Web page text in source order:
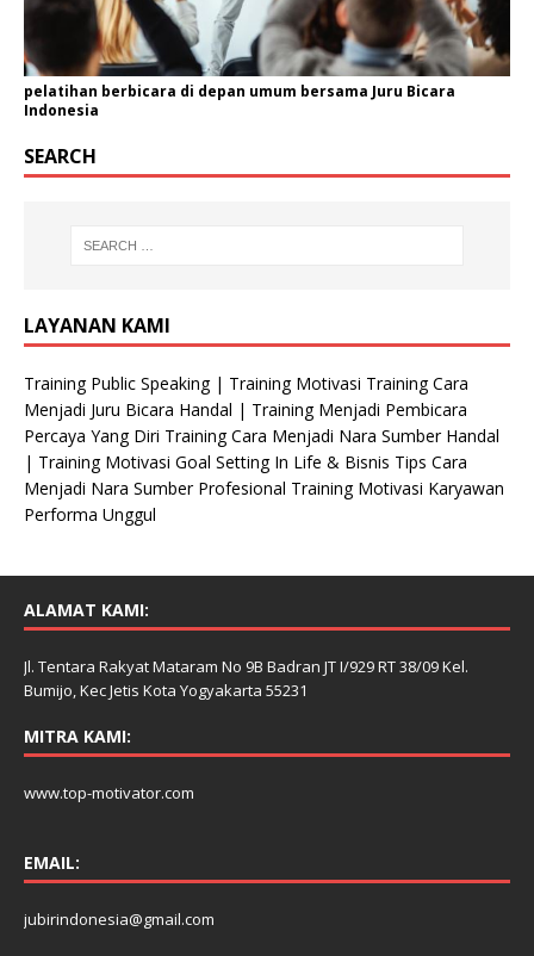
pelatihan berbicara di depan umum bersama Juru Bicara
Indonesia
SEARCH
LAYANAN KAMI
Training Public Speaking | Training Motivasi Training Cara
Menjadi Juru Bicara Handal | Training Menjadi Pembicara
Percaya Yang Diri Training Cara Menjadi Nara Sumber Handal
| Training Motivasi Goal Setting In Life & Bisnis Tips Cara
Menjadi Nara Sumber Profesional Training Motivasi Karyawan
Performa Unggul
ALAMAT KAMI:
Jl. Tentara Rakyat Mataram No 9B Badran JT I/929 RT 38/09 Kel.
Bumijo, Kec Jetis Kota Yogyakarta 55231
MITRA KAMI:
www.top-motivator.com
EMAIL:
jubirindonesia@gmail.com